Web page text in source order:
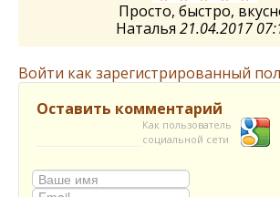
Просто, быстро,
Наталья 21.04.2017
Войти как зарегистрированный
Оставить комментарий
Как пользователь
социальной сети